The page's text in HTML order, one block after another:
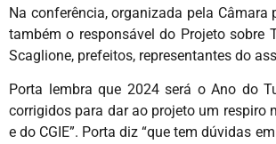
Na conferência, organizada pela
também o responsável do Projeto sobre
Scaglione, prefeitos, representantes do
Porta lembra que 2024 será o Ano do
corrigidos para dar ao projeto um respiro
e do CGIE”. Porta diz “que tem dúvidas